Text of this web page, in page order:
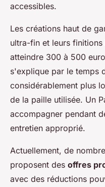
accessibles.
Les créations haut de
ultra-fin et leurs
atteindre 300 à 500
s'explique par le temps
considérablement plus
de la paille utilisée. Un
accompagner pendant
entretien approprié.
Actuellement, de
proposent des offres
avec des réductions